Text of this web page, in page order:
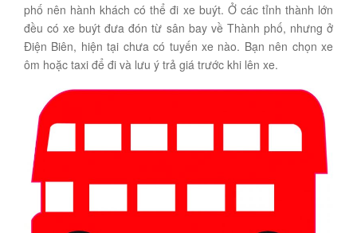
phố nên hành khách có thể đi xe buýt. Ở các tỉnh thành lớn
đều có xe buýt đưa đón từ sân bay về Thành phố, nhưng ở
Điện Biên, hiện tại chưa có tuyến xe nào. Bạn nên chọn xe
ôm hoặc taxi để đi và lưu ý trả giá trước khi lên xe.